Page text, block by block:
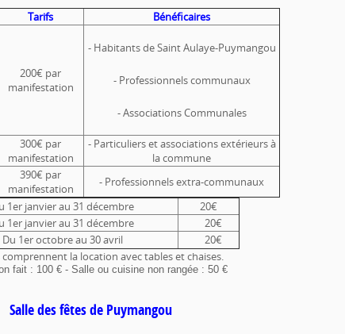
Tarifs Bénéficaires
200€ par
manifestation
- Habitants de Saint Aulaye-Puymangou
- Professionnels communaux
- Associations Communales
300€ par
manifestation
- Particuliers et associations extérieurs à
la commune
390€ par
manifestation
- Professionnels extra-communaux
1er janvier au 31 décembre
20€
1er janvier au 31 décembre
20€
Du 1er octobre au 30 avril
20€
comprennent la location avec tables et chaises.
fait : 100 € - Salle ou cuisine non rangée : 50 €
Salle des fêtes de Puymangou